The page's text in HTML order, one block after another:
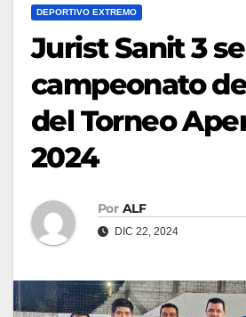
DEPORTIVO EXTREMO
Jurist Sanit 3
campeonato
del Torneo
2024
Por ALF
DIC 22, 2024